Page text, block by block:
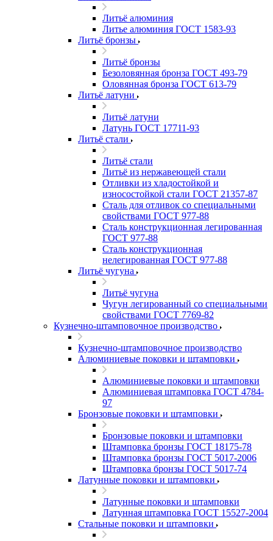
Литьё алюминия
Литье алюминия ГОСТ 1583-93
Литьё бронзы
Литьё бронзы
Безоловянная бронза ГОСТ 493-79
Оловянная бронза ГОСТ 613-79
Литьё латуни
Литьё латуни
Латунь ГОСТ 17711-93
Литьё стали
Литьё стали
Литьё из нержавеющей стали
Отливки из хладостойкой и
износостойкой стали ГОСТ 21357-87
Сталь для отливок со специальными
свойствами ГОСТ 977-88
Сталь конструкционная легированная
ГОСТ 977-88
Сталь конструкционная
нелегированная ГОСТ 977-88
Литьё чугуна
Литьё чугуна
Чугун легированный со специальными
свойствами ГОСТ 7769-82
Кузнечно-штамповочное производство
Кузнечно-штамповочное производство
Алюминиевые поковки и штамповки
Алюминиевые поковки и штамповки
Алюминиевая штамповка ГОСТ 4784-
97
Бронзовые поковки и штамповки
Бронзовые поковки и штамповки
Штамповка бронзы ГОСТ 18175-78
Штамповка бронзы ГОСТ 5017-2006
Штамповка бронзы ГОСТ 5017-74
Латунные поковки и штамповки
Латунные поковки и штамповки
Латунная штамповка ГОСТ 15527-2004
Стальные поковки и штамповки